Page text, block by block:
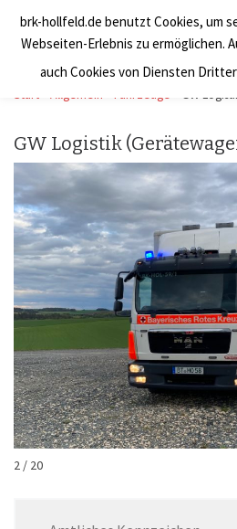
Zum Inhalt springen
BRK Hollfeld LogV
Start Allgemein Fahrzeuge GW
GW Logistik
2 / 20
brk-hollfeld.de benutzt Cookies, um
Webseiten-Erlebnis zu ermöglichen.
auch Cookies von Diensten